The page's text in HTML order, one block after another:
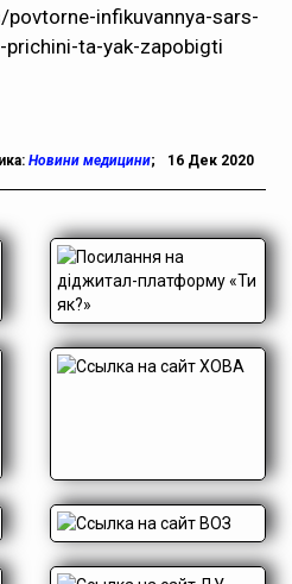
infikuvannya-sars-
ta-yak-zapobigti
Новини медицини; 16 Дек 2020